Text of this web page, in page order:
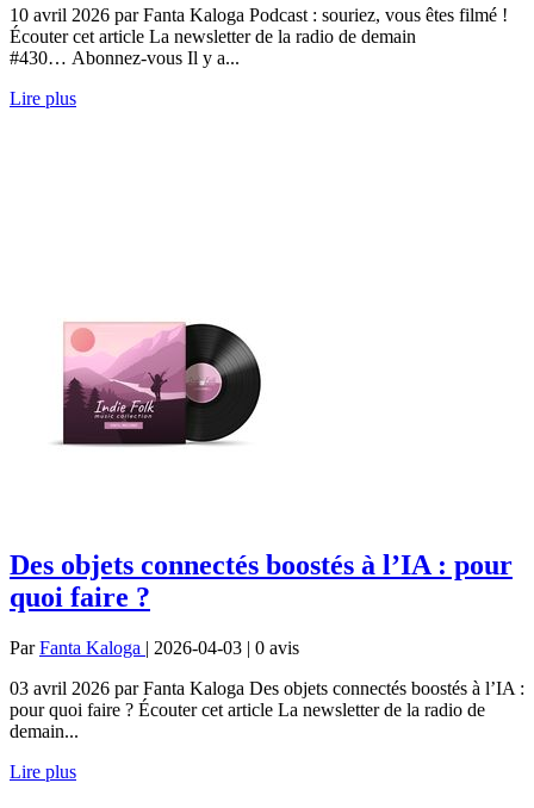
10 avril 2026 par Fanta Kaloga Podcast : souriez, vous êtes filmé !
Écouter cet article La newsletter de la radio de demain
#430… Abonnez-vous Il y a...
Lire plus
Des objets connectés boostés à l’IA : pour
quoi faire ?
ParFanta Kaloga | 2026-04-03 | 0 avis
03 avril 2026 par Fanta Kaloga Des objets connectés boostés à l’IA :
pour quoi faire ? Écouter cet article La newsletter de la radio de
demain...
Lire plus